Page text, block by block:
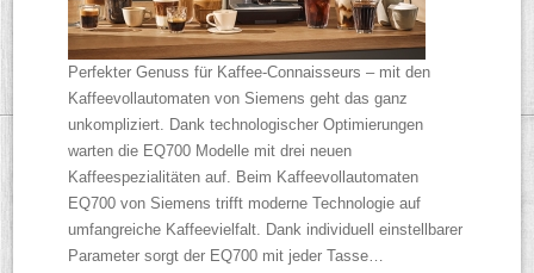
Perfekter Genuss für Kaffee-Connaisseurs – mit den
Kaffeevollautomaten von Siemens geht das ganz
unkompliziert. Dank technologischer Optimierungen
warten die EQ700 Modelle mit drei neuen
Kaffeespezialitäten auf. Beim Kaffeevollautomaten
EQ700 von Siemens trifft moderne Technologie auf
umfangreiche Kaffeevielfalt. Dank individuell einstellbarer
Parameter sorgt der EQ700 mit jeder Tasse…